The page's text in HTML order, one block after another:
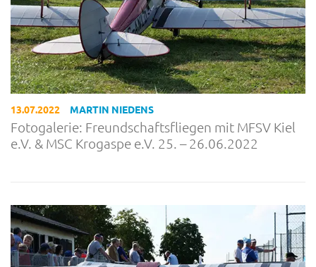
13.07.2022 MARTIN NIEDENS
Fotogalerie: Freundschaftsfliegen mit MFSV Kiel
e.V. & MSC Krogaspe e.V. 25. – 26.06.2022